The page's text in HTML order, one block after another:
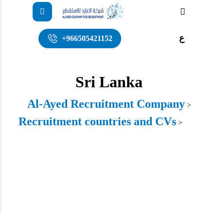
+966505421152 ع
Sri Lanka
Al-Ayed Recruitment Company>
Recruitment countries and CVs >